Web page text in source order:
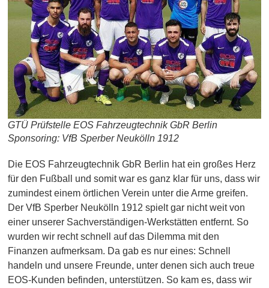
GTÜ Prüfstelle EOS Fahrzeugtechnik GbR Berlin
Sponsoring: VfB Sperber Neukölln 1912
Die EOS Fahrzeugtechnik GbR Berlin hat ein großes Herz
für den Fußball und somit war es ganz klar für uns, dass wir
zumindest einem örtlichen Verein unter die Arme greifen.
Der VfB Sperber Neukölln 1912 spielt gar nicht weit von
einer unserer Sachverständigen-Werkstätten entfernt. So
wurden wir recht schnell auf das Dilemma mit den
Finanzen aufmerksam. Da gab es nur eines: Schnell
handeln und unsere Freunde, unter denen sich auch treue
EOS-Kunden befinden, unterstützen. So kam es, dass wir